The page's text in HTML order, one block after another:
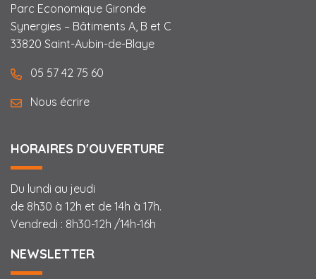
Parc Economique Gironde
Synergies – Bâtiments A, B et C
33820 Saint-Aubin-de-Blaye
05 57 42 75 60
Nous écrire
HORAIRES D'OUVERTURE
Du lundi au jeudi
de 8h30 à 12h et de 14h à 17h.
Vendredi : 8h30-12h /14h-16h
NEWSLETTER